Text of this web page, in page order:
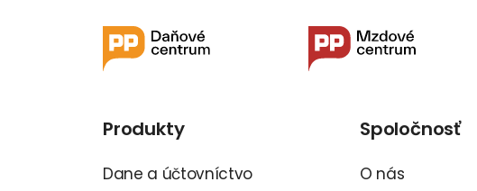
Produkty
Dane a účtovníctvo
Spoločnosť
O nás